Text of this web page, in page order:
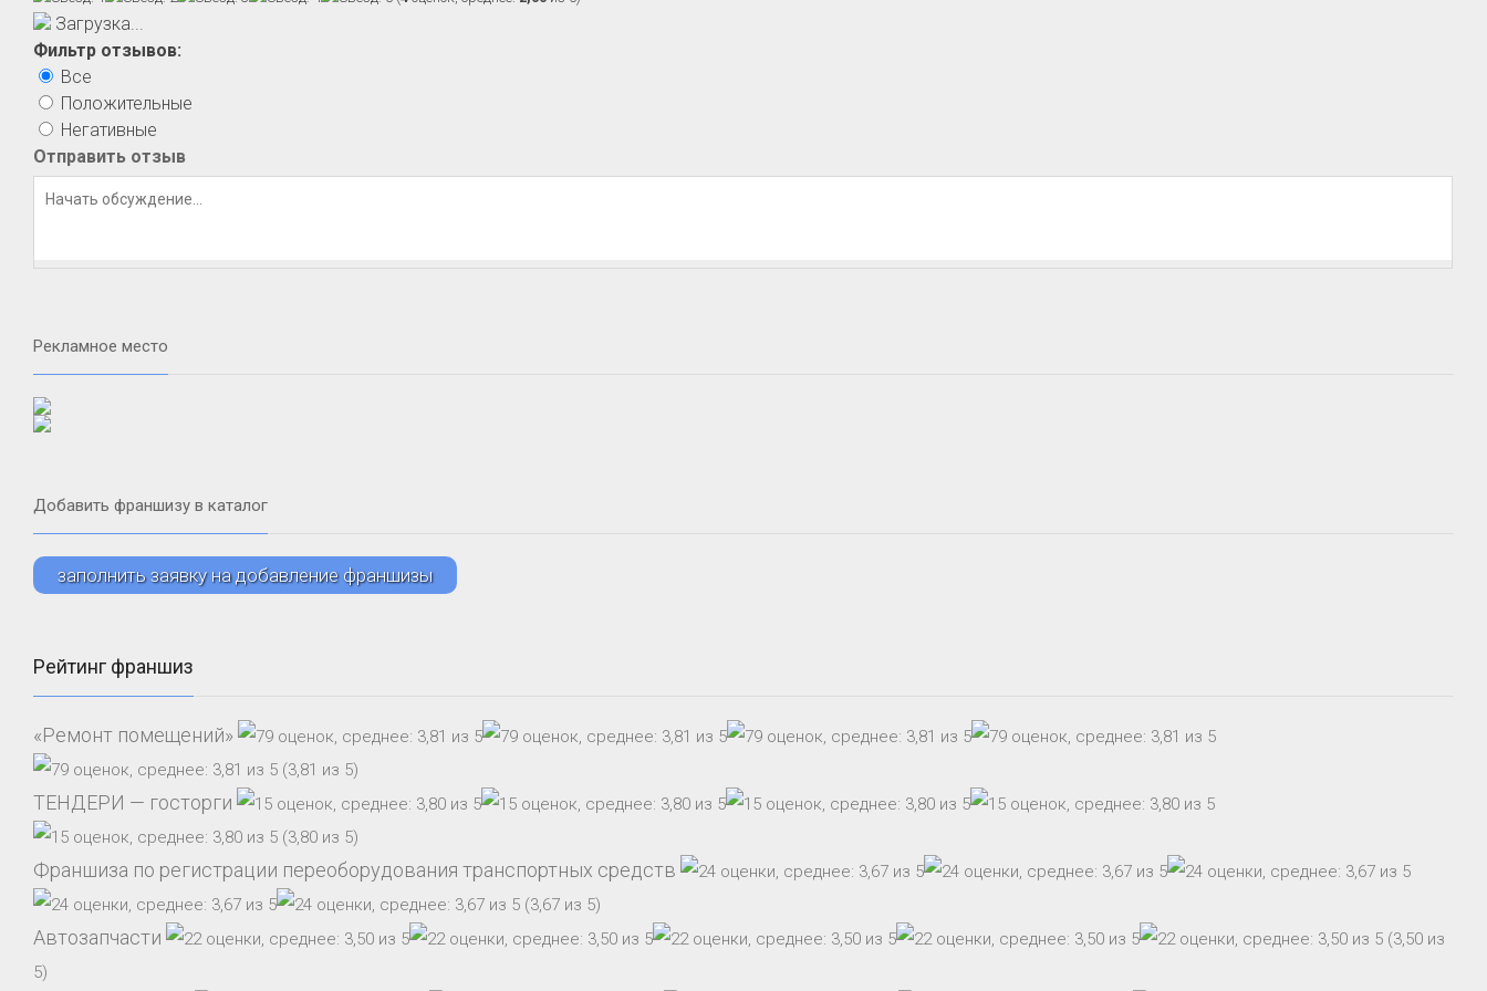
Загрузка...
Фильтр отзывов:
Все
Положительные
Негативные
Отправить отзыв
Рекламное место
Добавить франшизу в каталог
заполнить заявку на добавление франшизы
Рейтинг франшиз
«Ремонт помещений»
(3,81 из 5)
ТЕНДЕРИ — госторги
(3,80 из 5)
Франшиза по регистрации переоборудования транспортных средств
(3,67 из 5)
Автозапчасти
(3,50 из
5)